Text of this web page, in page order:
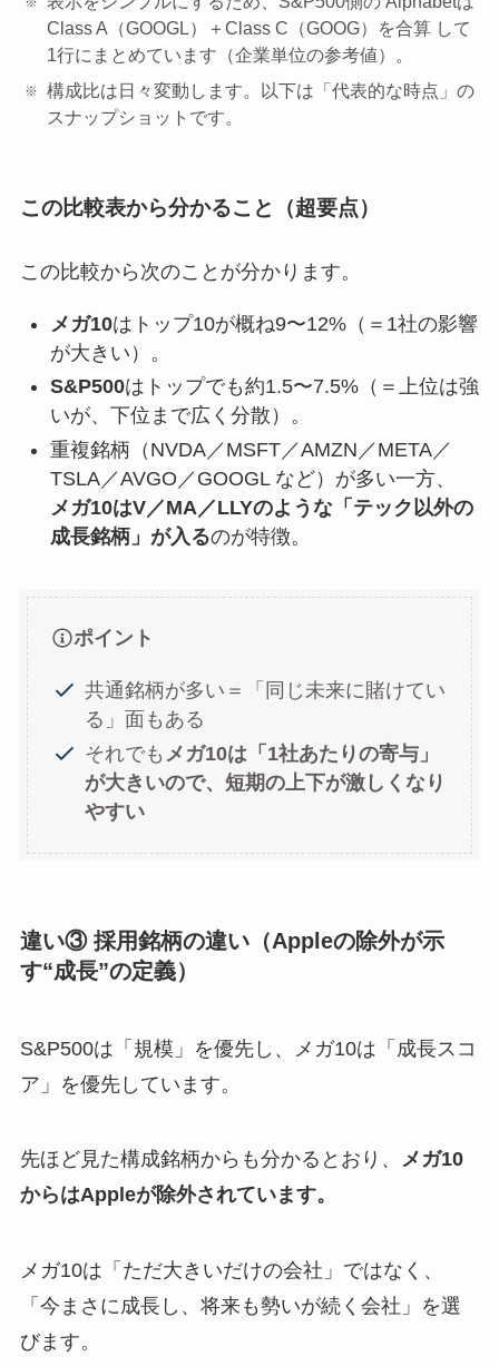
Class A（GOOGL）＋Class C（GOOG）を合算 して
1行にまとめています（企業単位の参考値）。
構成比は日々変動します。以下は「代表的な時点」の
スナップショットです。
この比較表から分かること（超要点）
この比較から次のことが分かります。
メガ10はトップ10が概ね9〜12%（＝1社の影響
が大きい）。
S&P500はトップでも約1.5〜7.5%（＝上位は強
いが、下位まで広く分散）。
重複銘柄（NVDA／MSFT／AMZN／META／
TSLA／AVGO／GOOGL など）が多い一方、
メガ10はV／MA／LLYのような「テック以外の
成長銘柄」が入るのが特徴。
ポイント
共通銘柄が多い＝「同じ未来に賭けてい
る」面もある
それでも メガ10は「1社あたりの寄与」
が大きいので、短期の上下が激しくなり
やすい
違い③ 採用銘柄の違い（Appleの除外が示
す“成長”の定義）
S&P500は「規模」を優先し、メガ10は「成長スコ
ア」を優先しています。
先ほど見た構成銘柄からも分かるとおり、 メガ10
からはAppleが除外されています。
メガ10は「ただ大きいだけの会社」ではなく、
「今まさに成長し、将来も勢いが続く会社」を選
びます。